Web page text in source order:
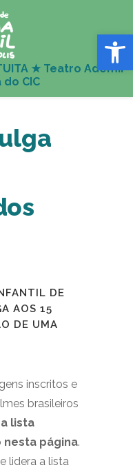
Abrir
DE
AOS 15
DE UMA
inscritos e
brasileiros
lista
nesta página.
lidera a lista